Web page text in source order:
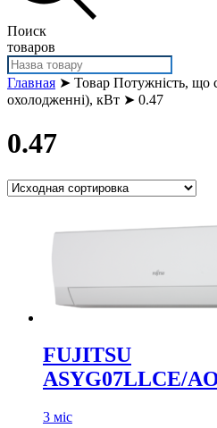
Поиск
товаров
Главная ➤ Товар Потужність, що
охолодженні), кВт ➤ 0.47
0.47
FUJITSU
ASYG07LLCE/
3 міс